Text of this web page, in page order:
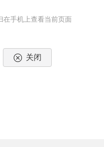
在手机上查看当前页面
关闭